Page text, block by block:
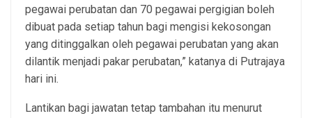
pegawai perubatan dan 70 pegawai pergigian boleh
dibuat pada setiap tahun bagi mengisi kekosongan
yang ditinggalkan oleh pegawai perubatan yang akan
dilantik menjadi pakar perubatan,” katanya di Putrajaya
hari ini.
Lantikan bagi jawatan tetap tambahan itu menurut